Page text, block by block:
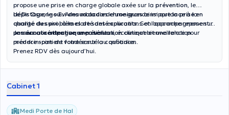
propose une prise en charge globale axée sur la prévention, le
dépistage, lesuivi des maladies chroniquesainsi quela prise en
charge des problèmes de santé courants. Son approche repose sur
uneécoute attentive, uneévaluation cliniqueet une relation
médecin-patient fondée sur la confiance.
Le Dr Ossongo E. Arnaud accorde une grande importance à la
qualité du suivi , à la clarté des explications et l’accompagnement
personnalisé de chaque patient.
Je vous accompagne avec sérieux, écoute et bienveillance pour
prendre soins de votre santé au quotidien.
Prenez RDV dès aujourd’hui.
Cabinet 1
Medi Porte de Hal